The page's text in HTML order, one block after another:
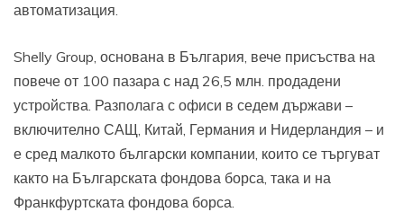
автоматизация.
Shelly Group, основана в България, вече присъства на
повече от 100 пазара с над 26,5 млн. продадени
устройства. Разполага с офиси в седем държави –
включително САЩ, Китай, Германия и Нидерландия – и
е сред малкото български компании, които се търгуват
както на Българската фондова борса, така и на
Франкфуртската фондова борса.